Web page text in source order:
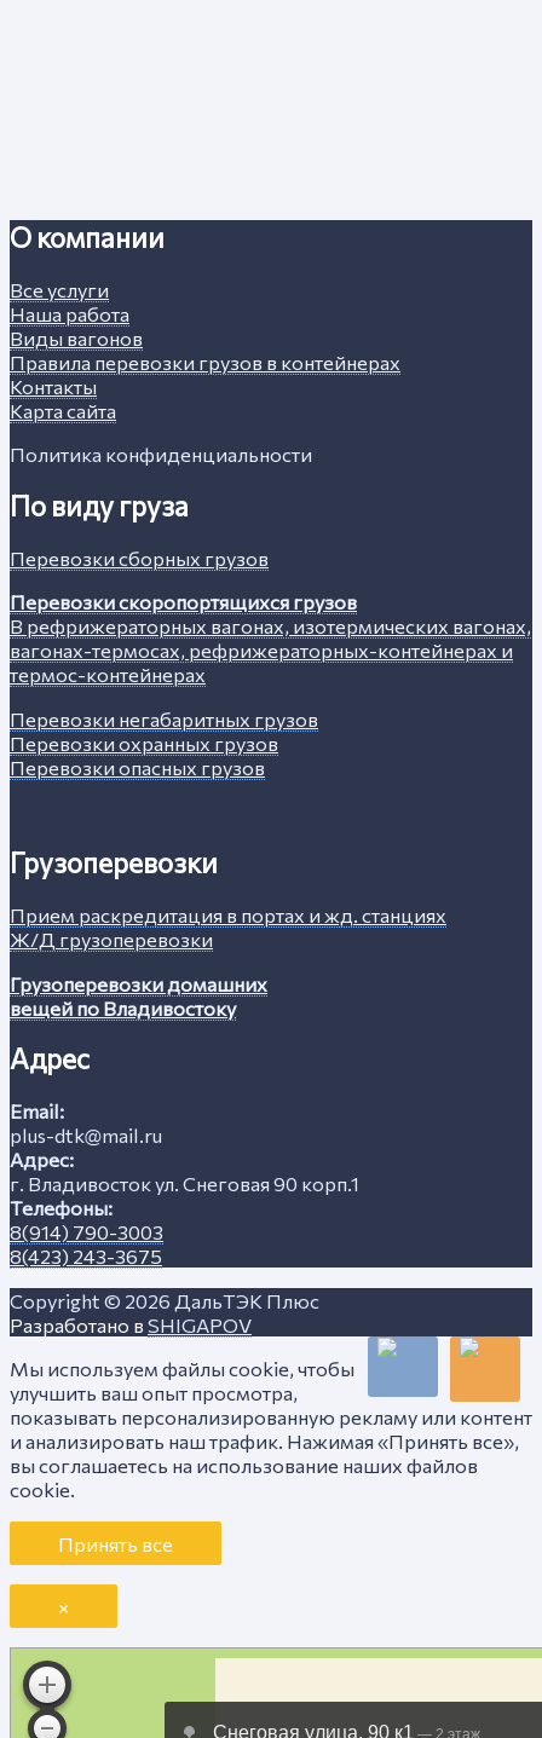
О компании
Все услуги
Наша работа
Виды вагонов
Правила перевозки грузов в контейнерах
Контакты
Карта сайта
Политика конфиденциальности
По виду груза
Перевозки сборных грузов
Перевозки скоропортящихся грузов
В рефрижераторных вагонах, изотермических вагонах,
вагонах-термосах, рефрижераторных-контейнерах и
термос-контейнерах
Перевозки негабаритных грузов
Перевозки охранных грузов
Перевозки опасных грузов
Грузоперевозки
Прием раскредитация в портах и жд. станциях
Ж/Д грузоперевозки
Грузоперевозки домашних
вещей по Владивостоку
Адрес
Email:
plus-dtk@mail.ru
Адрес:
г. Владивосток ул. Снеговая 90 корп.1
Телефоны:
8(914) 790-3003
8(423) 243-3675
Copyright © 2026 ДальТЭК Плюс
Разработано в SHIGAPOV
Мы используем файлы cookie, чтобы
улучшить ваш опыт просмотра,
показывать персонализированную рекламу или контент
и анализировать наш трафик. Нажимая «Принять все»,
вы соглашаетесь на использование наших файлов
cookie.
Принять все
×